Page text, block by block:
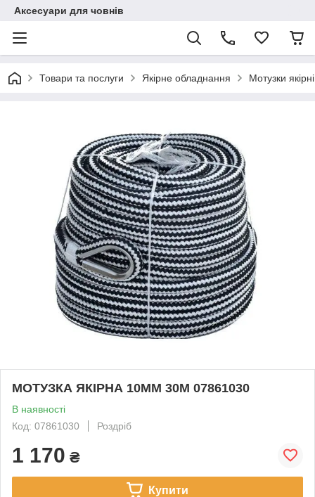
Аксесуари для човнів
Товари та послуги Якірне обладнання Мотузки якірні
МОТУЗКА ЯКІРНА 10ММ 30М 07861030
В наявності
Код: 07861030
Роздріб
1 170 ₴
Купити